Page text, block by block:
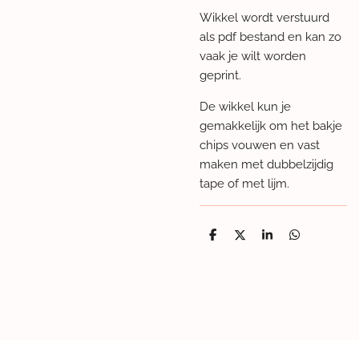
Wikkel wordt verstuurd
als pdf bestand en kan zo
vaak je wilt worden
geprint.
De wikkel kun je
gemakkelijk om het bakje
chips vouwen en vast
maken met dubbelzijdig
tape of met lijm.
D
D
S
D